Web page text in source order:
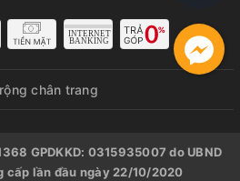
chân trang
GPDKKD: 0315935007 do UBND
cấp lần đầu ngày 22/10/2020